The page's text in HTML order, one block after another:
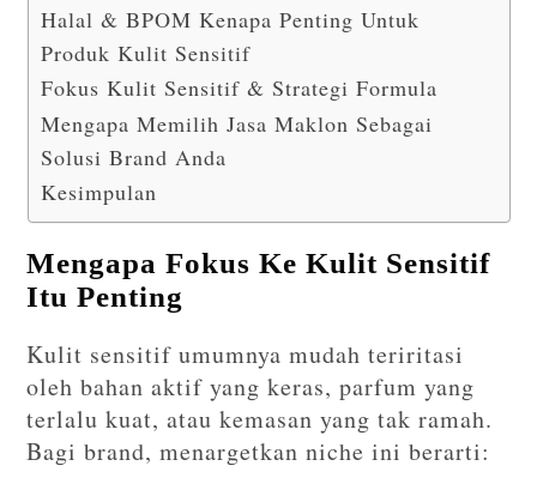
Halal & BPOM Kenapa Penting Untuk
Produk Kulit Sensitif
Fokus Kulit Sensitif & Strategi Formula
Mengapa Memilih Jasa Maklon Sebagai
Solusi Brand Anda
Kesimpulan
Mengapa Fokus Ke Kulit Sensitif
Itu Penting
Kulit sensitif umumnya mudah teriritasi
oleh bahan aktif yang keras, parfum yang
terlalu kuat, atau kemasan yang tak ramah.
Bagi brand, menargetkan niche ini berarti: